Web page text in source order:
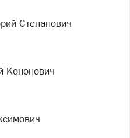
Степанович
Кононович